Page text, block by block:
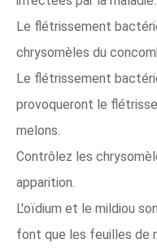
Le flétrissement
chrysomèles du
Le flétrissement
provoqueront le
melons.
Contrôlez les
apparition.
L'oïdium et le mildiou
font que les feuilles de